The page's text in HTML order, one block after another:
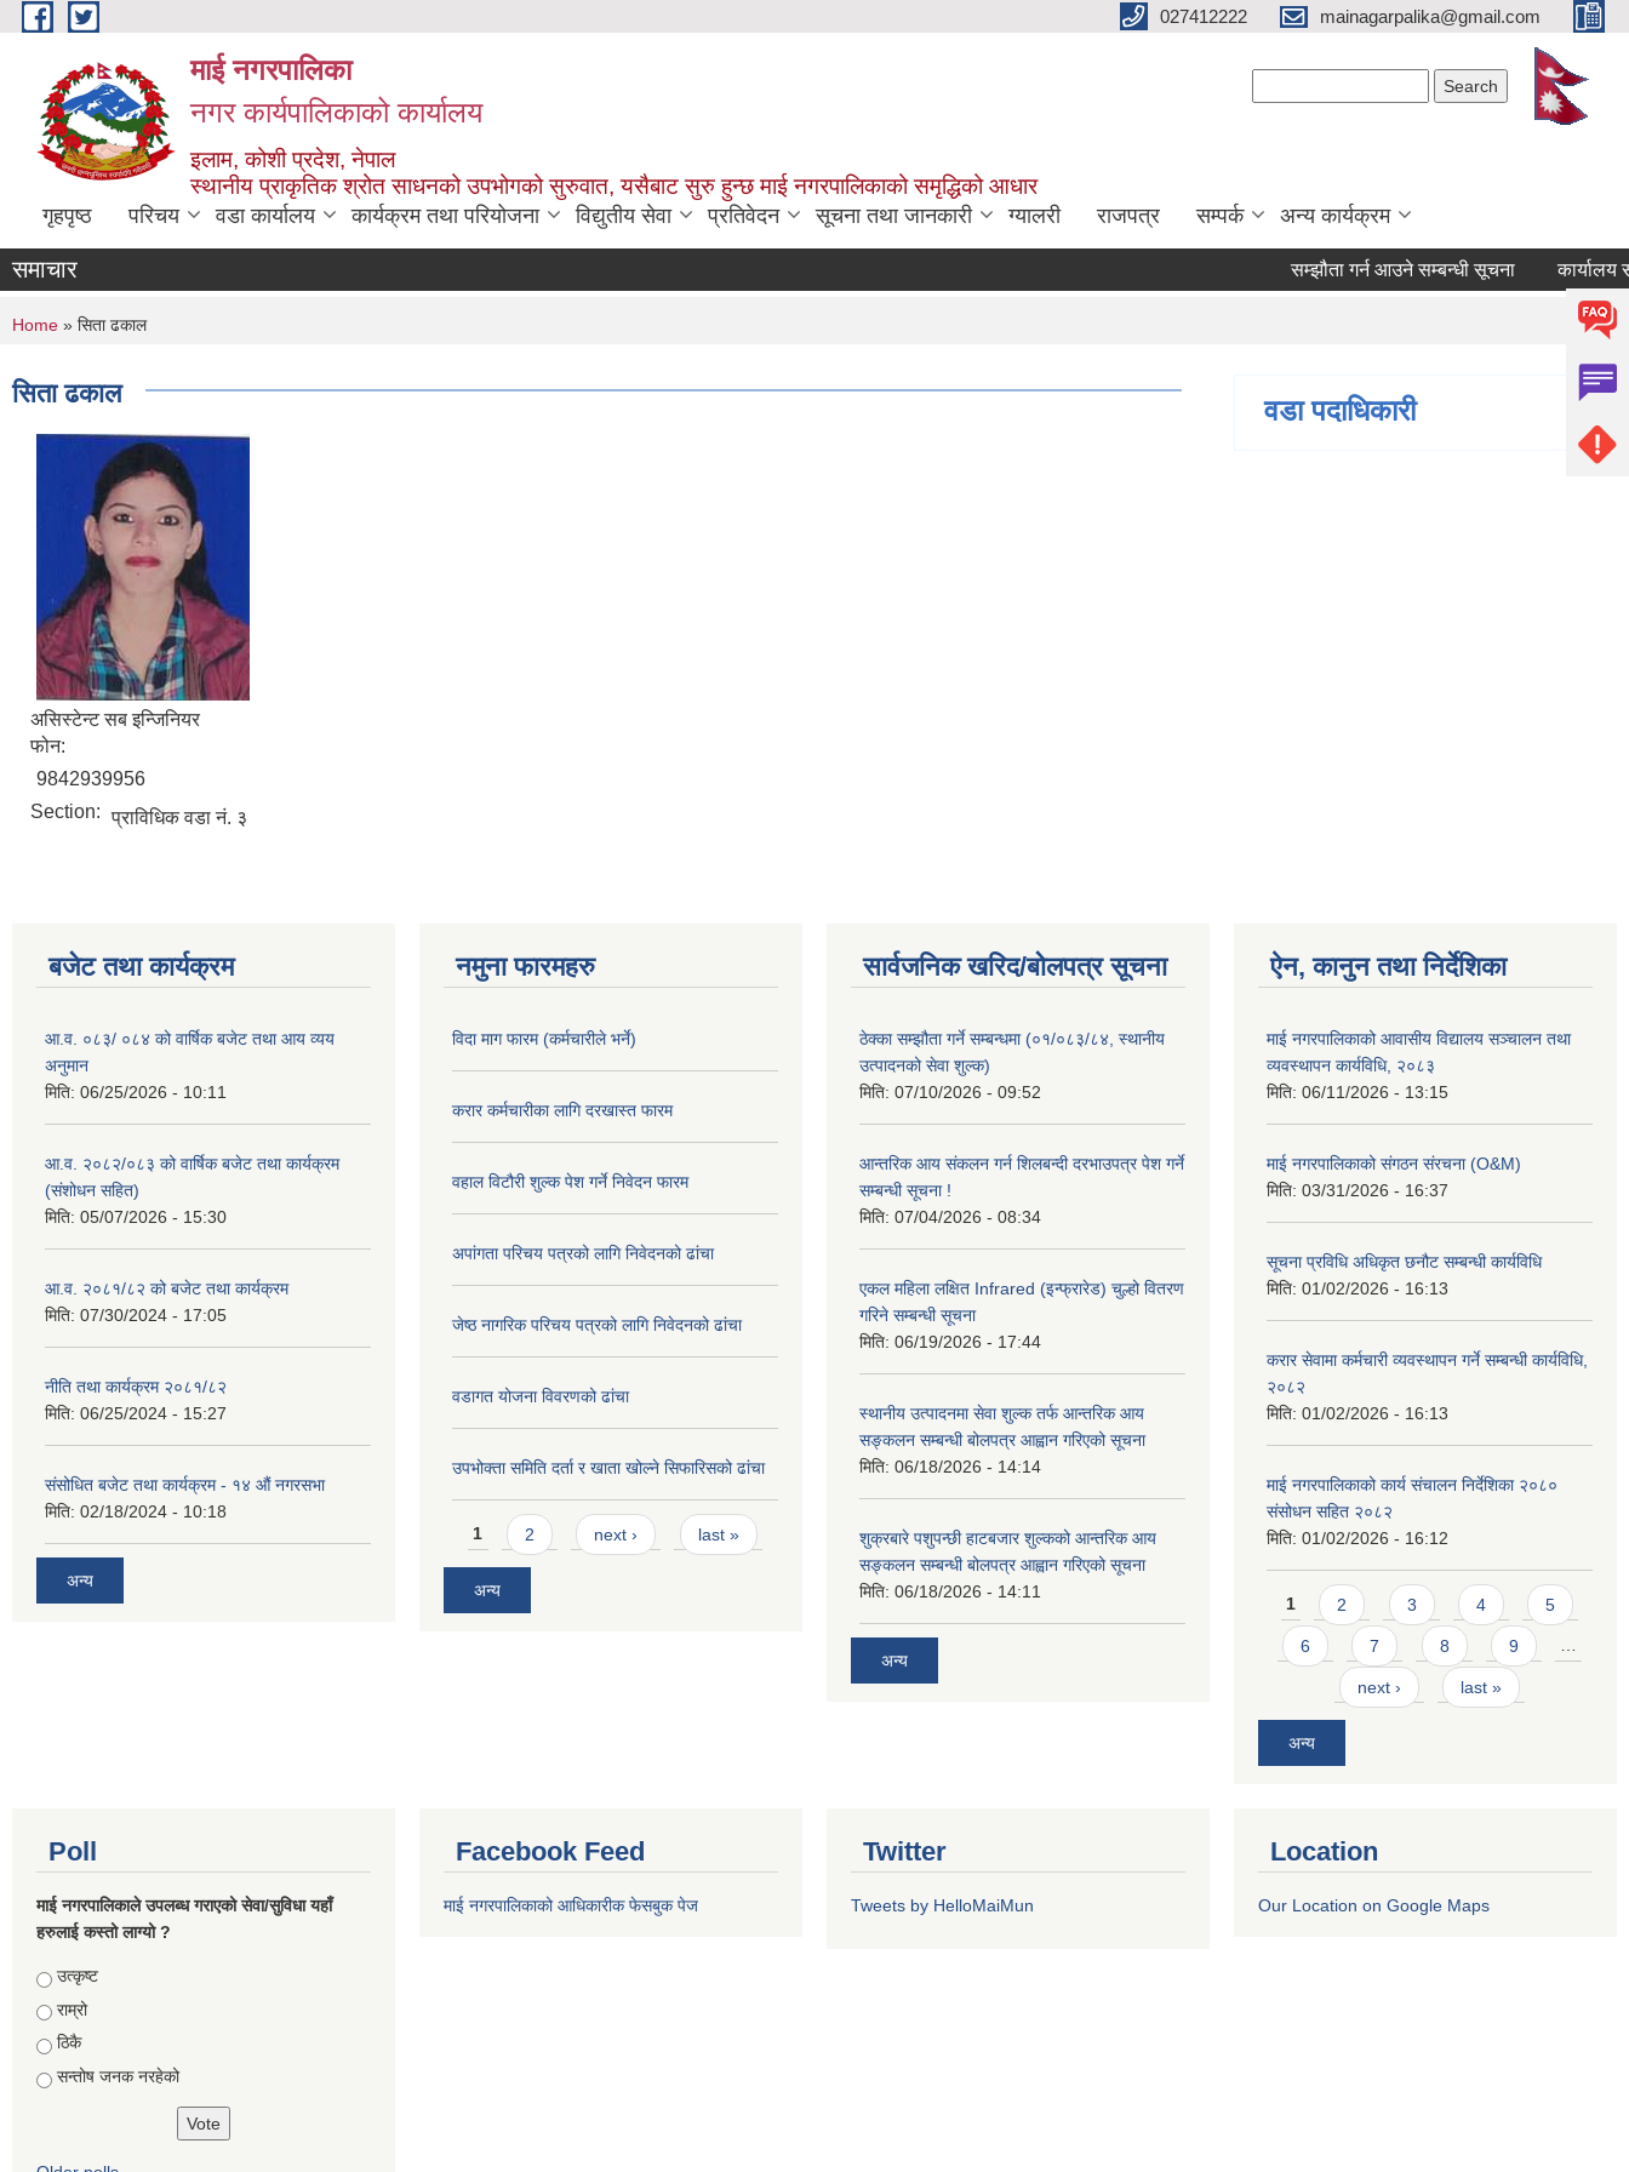
Skip to main content 027412222 mainagarpalika@gmail.com
माई नगरपालिका
नगर कार्यपालिकाको कार्यालय
इलाम, कोशी प्रदेश, नेपाल
स्थानीय प्राकृतिक श्रोत साधनको उपभोगको सुरुवात, यसैबाट सुरु हुन्छ माई नगरपालिकाको समृद्धिको आधार
गृहपृष्ठ परिचय वडा कार्यालय कार्यक्रम तथा परियोजना विद्युतीय सेवा प्रतिवेदन सूचना तथा जानकारी ग्यालरी राजपत्र सम्पर्क अन्य कार्यक्रम
समाचार सम्झौता गर्न आउने सम्बन्धी सूचना कार्यालय
You are here
Home » सिता ढकाल
सिता ढकाल
असिस्टेन्ट सब इन्जिनियर
फोन:
9842939956
Section: प्राविधिक वडा नं. ३
वडा पदाधिकारी
बजेट तथा कार्यक्रम
आ.व. ०८३/ ०८४ को वार्षिक बजेट तथा आय व्यय
अनुमान
मिति: 06/25/2026 - 10:11
आ.व. २०८२/०८३ को वार्षिक बजेट तथा कार्यक्रम
(संशोधन सहित)
मिति: 05/07/2026 - 15:30
आ.व. २०८१/८२ को बजेट तथा कार्यक्रम
मिति: 07/30/2024 - 17:05
नीति तथा कार्यक्रम २०८१/८२
मिति: 06/25/2024 - 15:27
संसोधित बजेट तथा कार्यक्रम - १४ औं नगरसभा
मिति: 02/18/2024 - 10:18
अन्य
नमुना फारमहरु
विदा माग फारम (कर्मचारीले भर्ने)
करार कर्मचारीका लागि दरखास्त फारम
वहाल विटौरी शुल्क पेश गर्ने निवेदन फारम
अपांगता परिचय पत्रको लागि निवेदनको ढांचा
जेष्ठ नागरिक परिचय पत्रको लागि निवेदनको ढांचा
वडागत योजना विवरणको ढांचा
उपभोक्ता समिति दर्ता र खाता खोल्ने सिफारिसको ढांचा
Pages
1 2 next › last »
अन्य
सार्वजनिक खरिद/बोलपत्र सूचना
ठेक्का सम्झौता गर्ने सम्बन्धमा (०१/०८३/८४, स्थानीय
उत्पादनको सेवा शुल्क)
मिति: 07/10/2026 - 09:52
आन्तरिक आय संकलन गर्न शिलबन्दी दरभाउपत्र पेश गर्ने
सम्बन्धी सूचना !
मिति: 07/04/2026 - 08:34
एकल महिला लक्षित Infrared (इन्फ्रारेड) चुल्हो वितरण
गरिने सम्बन्धी सूचना
मिति: 06/19/2026 - 17:44
स्थानीय उत्पादनमा सेवा शुल्क तर्फ आन्तरिक आय
सङ्कलन सम्बन्धी बोलपत्र आह्वान गरिएको सूचना
मिति: 06/18/2026 - 14:14
शुक्रबारे पशुपन्छी हाटबजार शुल्कको आन्तरिक आय
सङ्कलन सम्बन्धी बोलपत्र आह्वान गरिएको सूचना
मिति: 06/18/2026 - 14:11
अन्य
ऐन, कानुन तथा निर्देशिका
माई नगरपालिकाको आवासीय विद्यालय सञ्चालन तथा
व्यवस्थापन कार्यविधि, २०८३
मिति: 06/11/2026 - 13:15
माई नगरपालिकाको संगठन संरचना (O&M)
मिति: 03/31/2026 - 16:37
सूचना प्रविधि अधिकृत छनौट सम्बन्धी कार्यविधि
मिति: 01/02/2026 - 16:13
करार सेवामा कर्मचारी व्यवस्थापन गर्ने सम्बन्धी कार्यविधि,
२०८२
मिति: 01/02/2026 - 16:13
माई नगरपालिकाको कार्य संचालन निर्देशिका २०८०
संसोधन सहित २०८२
मिति: 01/02/2026 - 16:12
Pages
1 2 3 4 5
6 7 8 9 …
next › last »
अन्य
Poll
माई नगरपालिकाले उपलब्ध गराएको सेवा/सुविधा यहाँ
हरुलाई कस्तो लाग्यो ?
Choices
उत्कृष्ट
राम्रो
ठिकै
सन्तोष जनक नरहेको
Facebook Feed
माई नगरपालिकाको आधिकारीक फेसबुक पेज
Twitter
Tweets by HelloMaiMun
Location
Our Location on Google Maps